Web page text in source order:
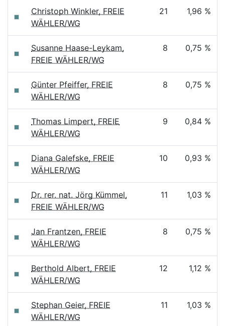
Christoph Winkler, FREIE
WÄHLER/WG
21 1,96 %
Susanne Haase-Leykam,
FREIE WÄHLER/WG
8 0,75 %
Günter Pfeiffer, FREIE
WÄHLER/WG
8 0,75 %
Thomas Limpert, FREIE
WÄHLER/WG
9 0,84 %
Diana Galefske, FREIE
WÄHLER/WG
10 0,93 %
Dr. rer. nat. Jörg Kümmel,
FREIE WÄHLER/WG
11 1,03 %
Jan Frantzen, FREIE
WÄHLER/WG
8 0,75 %
Berthold Albert, FREIE
WÄHLER/WG
12 1,12 %
Stephan Geier, FREIE
WÄHLER/WG
11 1,03 %